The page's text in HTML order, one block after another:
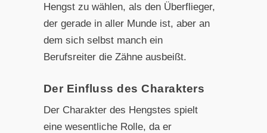
Hengst zu wählen, als den Überflieger,
der gerade in aller Munde ist, aber an
dem sich selbst manch ein
Berufsreiter die Zähne ausbeißt.
Der Einfluss des Charakters
Der Charakter des Hengstes spielt
eine wesentliche Rolle, da er